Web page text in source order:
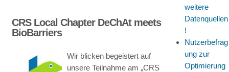
FID
in
den
CRS Local Chapter DeChAt meets
BioBarriers
Wir blicken begeistert auf
unsere Teilnahme am „CRS
weitere
Datenquellen
!
Nutzerbefrag
ung zur
Optimierung